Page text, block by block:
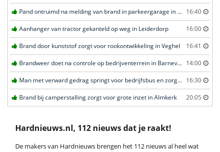
Pand ontruimd na melding van brand in parkeergarage in Leeuwarden 16:40
Aanhanger van tractor gekanteld op weg in Leiderdorp 16:00
Brand door kunststof zorgt voor rookontwikkeling in Veghel 16:41
Brandweer doet na controle op bedrijventerrein in Barneveld 14:00
Man met verward gedrag springt voor bedrijfsbus en zorgt voor opschudding in Veghel 16:30
Brand bij camperstalling zorgt voor grote inzet in Almkerk 20:05
Hardnieuws.nl, 112 nieuws dat je raakt!
De makers van Hardnieuws brengen het 112 nieuws al heel wat